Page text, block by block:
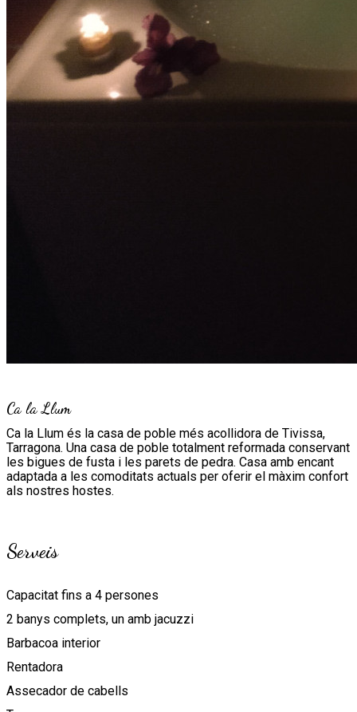
Ca la Llum
Ca la Llum és la casa de poble més acollidora de Tivissa,
Tarragona. Una casa de poble totalment reformada conservant
les bigues de fusta i les parets de pedra. Casa amb encant
adaptada a les comoditats actuals per oferir el màxim confort
als nostres hostes.
Serveis
Capacitat fins a 4 persones
2 banys complets, un amb jacuzzi
Barbacoa interior
Rentadora
Assecador de cabells